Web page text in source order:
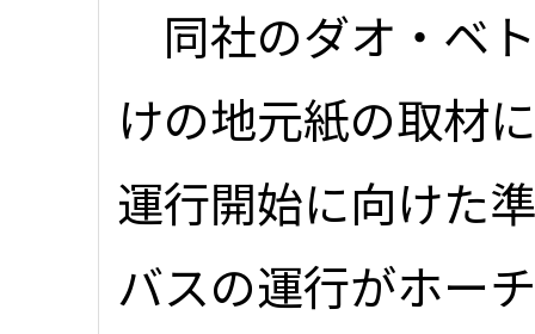
同社のダオ・ベ
けの地元紙の取材
運行開始に向けた
バスの運行がホー